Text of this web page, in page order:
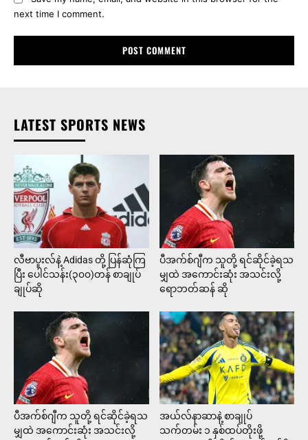
next time I comment.
LATEST SPORTS NEWS
လီဗာပူးလ်နဲ့ Adidas တို့ ပြန်ဆုံကြ
ပြီး ပေါင်သန်း(၃၀၀)တန် စာချုပ်
ချုပ်ဆို
ပီအက်စ်ဂျီက သူတို့ ရင်ဆိုင်ခဲ့ရသ
မျှထဲ အကောင်းဆုံး အသင်းလို့
ရောဘတ်ဆန် ဆို
ပီအက်စ်ဂျီက သူတို့ ရင်ဆိုင်ခဲ့ရသ
မျှထဲ အကောင်းဆုံး အသင်းလို့
အယ်လ်နာဆာနဲ့ စာချုပ်
သက်တမ်း ၁ နှစ်ထပ်တိုးဖို့